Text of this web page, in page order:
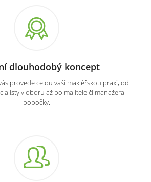
dlouhodobý koncept
provede celou vaší makléřskou praxí, od
v oboru až po majitele či manažera
pobočky.